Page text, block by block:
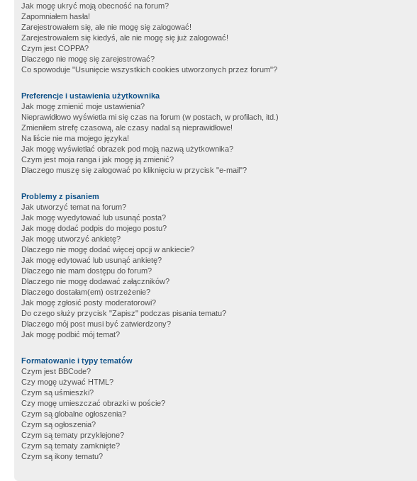
Jak mogę ukryć moją obecność na forum?
Zapomniałem hasła!
Zarejestrowałem się, ale nie mogę się zalogować!
Zarejestrowałem się kiedyś, ale nie mogę się już zalogować!
Czym jest COPPA?
Dlaczego nie mogę się zarejestrować?
Co spowoduje "Usunięcie wszystkich cookies utworzonych przez forum"?
Preferencje i ustawienia użytkownika
Jak mogę zmienić moje ustawienia?
Nieprawidłowo wyświetla mi się czas na forum (w postach, w profilach, itd.)
Zmieniłem strefę czasową, ale czasy nadal są nieprawidłowe!
Na liście nie ma mojego języka!
Jak mogę wyświetlać obrazek pod moją nazwą użytkownika?
Czym jest moja ranga i jak mogę ją zmienić?
Dlaczego muszę się zalogować po kliknięciu w przycisk "e-mail"?
Problemy z pisaniem
Jak utworzyć temat na forum?
Jak mogę wyedytować lub usunąć posta?
Jak mogę dodać podpis do mojego postu?
Jak mogę utworzyć ankietę?
Dlaczego nie mogę dodać więcej opcji w ankiecie?
Jak mogę edytować lub usunąć ankietę?
Dlaczego nie mam dostępu do forum?
Dlaczego nie mogę dodawać załączników?
Dlaczego dostałam(em) ostrzeżenie?
Jak mogę zgłosić posty moderatorowi?
Do czego służy przycisk "Zapisz" podczas pisania tematu?
Dlaczego mój post musi być zatwierdzony?
Jak mogę podbić mój temat?
Formatowanie i typy tematów
Czym jest BBCode?
Czy mogę używać HTML?
Czym są uśmieszki?
Czy mogę umieszczać obrazki w poście?
Czym są globalne ogłoszenia?
Czym są ogłoszenia?
Czym są tematy przyklejone?
Czym są tematy zamknięte?
Czym są ikony tematu?